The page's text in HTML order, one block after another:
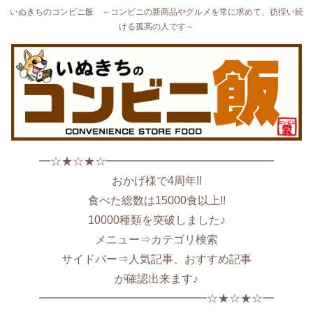
いぬきちのコンビニ飯 ～コンビニの新商品やグルメを常に求めて、彷徨い続
ける孤高の人です～
━☆★☆★☆━━━━━━━━━━━━━━━
おかげ様で4周年!!
食べた総数は15000食以上!!
10000種類を突破しました♪
メニュー⇒カテゴリ検索
サイドバー⇒人気記事、おすすめ記事
が確認出来ます♪
━━━━━━━━━━━━━━━☆★☆★☆━